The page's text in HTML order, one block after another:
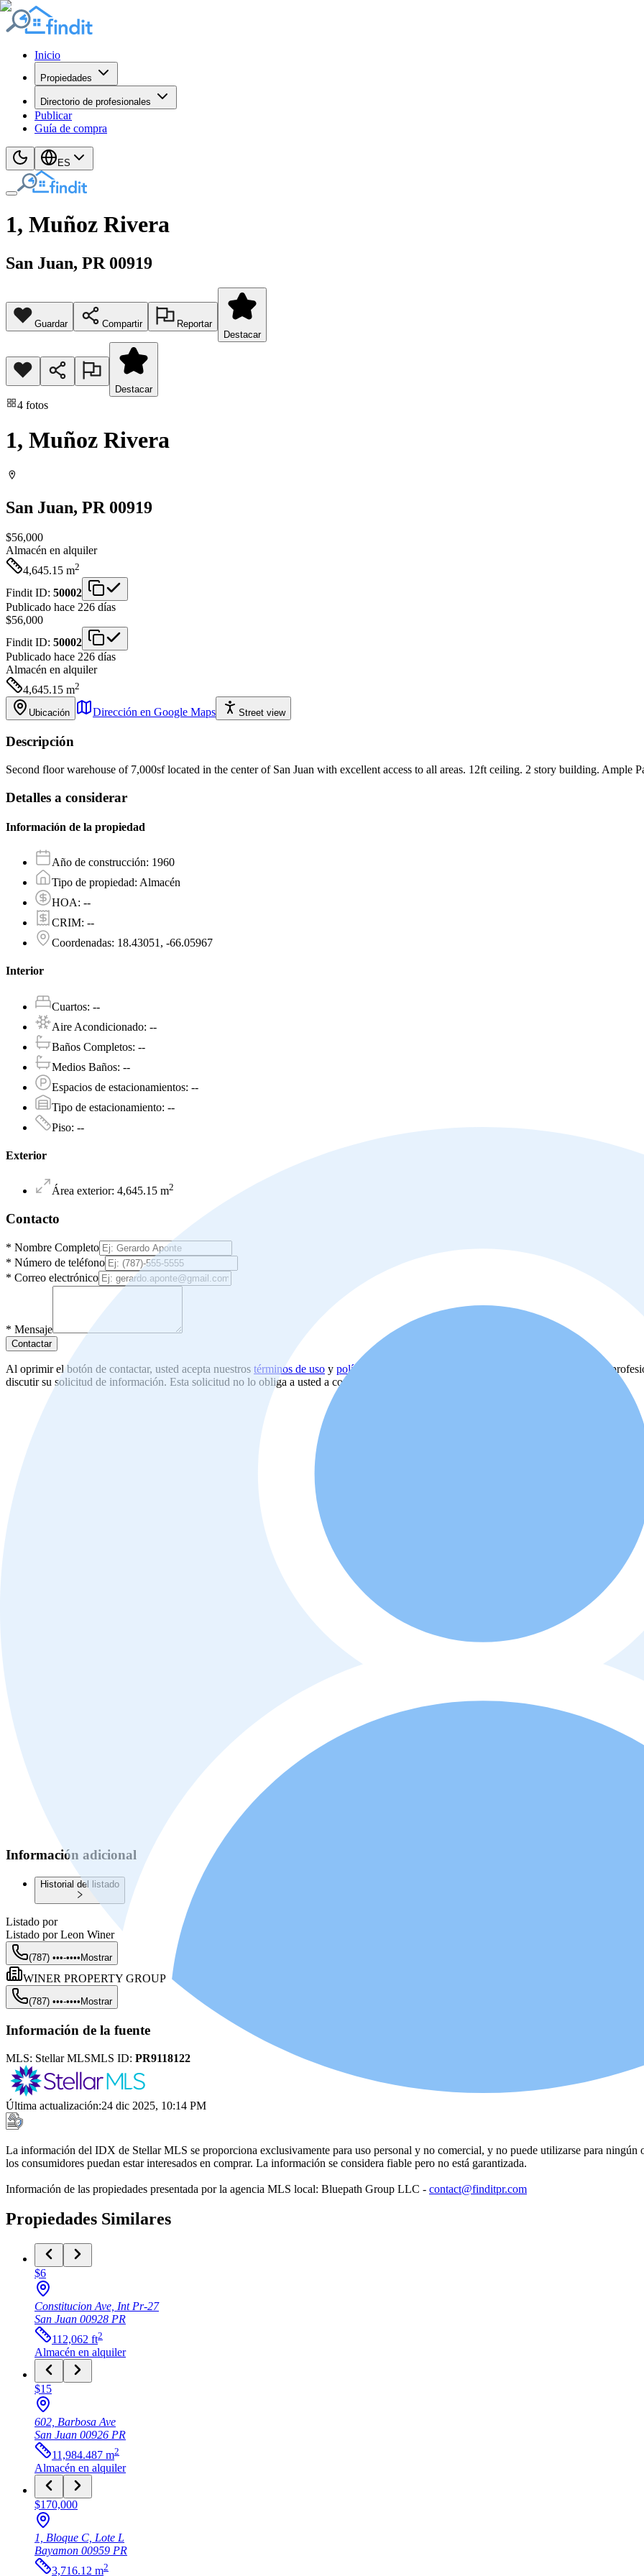
Inicio
Propiedades
Directorio de profesionales
Publicar
Guía de compra
ES
1, Muñoz Rivera
San Juan, PR 00919
Guardar Compartir
Reportar
Destacar
Destacar
4 fotos
1, Muñoz Rivera
San Juan, PR 00919
$56,000
Almacén en alquiler
4,645.15 m2
Findit ID: 50002
Publicado hace 226 días
$56,000
Findit ID: 50002
Publicado hace 226 días
Almacén en alquiler
4,645.15 m2
Ubicación Dirección en Google Maps Street view
Descripción
Second floor warehouse of 7,000sf located in the center of San Juan with excellent access to all areas. 12ft ceiling. 2 story building. Ample
Detalles a considerar
Información de la propiedad
Año de construcción: 1960
Tipo de propiedad: Almacén
HOA: --
CRIM: --
Coordenadas: 18.43051, -66.05967
Interior
Cuartos: --
Aire Acondicionado: --
Baños Completos: --
Medios Baños: --
Espacios de estacionamientos: --
Tipo de estacionamiento: --
Piso: --
Exterior
Área exterior: 4,645.15 m2
Contacto
* Nombre Completo
* Número de teléfono
* Correo electrónico
* Mensaje
Contactar
Al oprimir el botón de contactar, usted acepta nuestros términos de uso y política de privacidad
. Además, usted está de acuerdo que el
discutir su solicitud de información. Esta solicitud no lo obliga a usted a comprar o alquilar la propiedad.
Información adicional
Historial del listado
Listado por
Listado por Leon Winer
(787) •••-•••• Mostrar
WINER PROPERTY GROUP
(787) •••-•••• Mostrar
Información de la fuente
MLS: Stellar MLSMLS ID: PR9118122
Última actualización:24 dic 2025, 10:14 PM
La información del IDX de Stellar MLS se proporciona exclusivamente para uso personal y no comercial, y no puede utilizarse para ningún
los consumidores puedan estar interesados en comprar. La información se considera fiable pero no está garantizada.
Información de las propiedades presentada por la agencia MLS local: Bluepath Group LLC - contact@finditpr.com
Propiedades Similares
$6
Constitucion Ave, Int Pr-27
San Juan 00928 PR
112,062 ft2
Almacén en alquiler
$15
602, Barbosa Ave
San Juan 00926 PR
11,984.487 m2
Almacén en alquiler
$170,000
1, Bloque C, Lote L
Bayamon 00959 PR
3,716.12 m2